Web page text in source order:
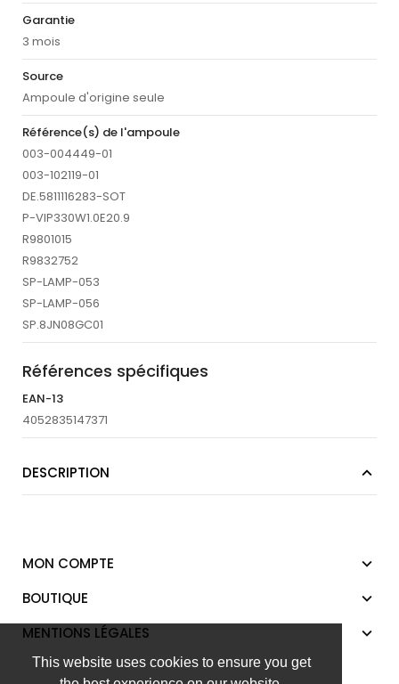
This website uses cookies to ensure you get
DESCRIPTION
Garantie
3 mois
Source
Ampoule d'origine seule
Référence(s) de l'ampoule
003-004449-01
003-102119-01
DE.5811116283-SOT
P-VIP330W1.0E20.9
R9801015
R9832752
SP-LAMP-053
SP-LAMP-056
SP.8JN08GC01
Références spécifiques
EAN-13
4052835147371
MON COMPTE
BOUTIQUE
MENTIONS LÉGALES